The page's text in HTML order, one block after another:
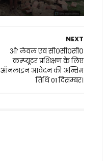
NEXT
ओ’ लेवल एवं सी०सी०सी०
कम्प्यूटर प्रशिक्षण के लिए
ऑनलाइन आवेदन की अन्तिम
तिथि 01 दिसम्बर।